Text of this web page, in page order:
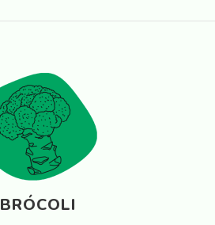
BRÓCOLI